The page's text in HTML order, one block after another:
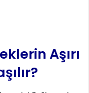
Aşırı